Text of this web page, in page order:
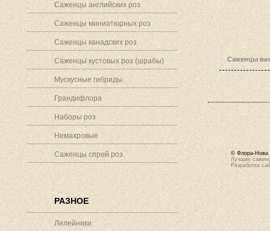
Саженцы английских роз
Саженцы миниатюрных роз
Саженцы канадских роз
Саженцы кустовых роз (шрабы)
Мускусные гибриды.
Грандифлора
Наборы роз
Немахровые
Саженцы спрей роз.
РАЗНОЕ
Лилейники.
Саженцы
© Флора-Нова
Лучшие
Разработка